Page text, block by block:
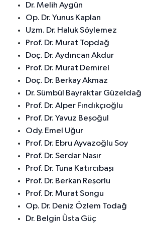
Dr. Melih Aygün
Op. Dr. Yunus Kaplan
Uzm. Dr. Haluk Söylemez
Prof. Dr. Murat Topdağ
Doç. Dr. Aydıncan Akdur
Prof. Dr. Murat Demirel
Doç. Dr. Berkay Akmaz
Dr. Sümbül Bayraktar Güzeldağ
Prof. Dr. Alper Fındıkçıoğlu
Prof. Dr. Yavuz Beşoğul
Ody. Emel Uğur
Prof. Dr. Ebru Ayvazoğlu Soy
Prof. Dr. Serdar Nasır
Prof. Dr. Tuna Katırcıbaşı
Prof. Dr. Berkan Reşorlu
Prof. Dr. Murat Songu
Op. Dr. Deniz Özlem Todağ
Dr. Belgin Üsta Güç